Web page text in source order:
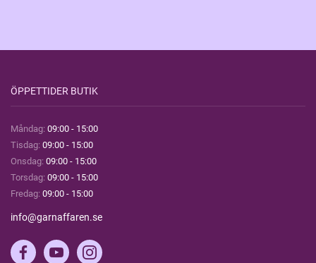
ÖPPETTIDER BUTIK
Måndag: 09:00 - 15:00
Tisdag: 09:00 - 15:00
Onsdag: 09:00 - 15:00
Torsdag: 09:00 - 15:00
Fredag: 09:00 - 15:00
info@garnaffaren.se